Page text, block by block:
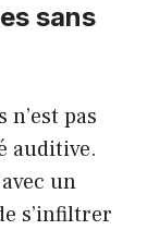
sans
pas
auditive.
un
s’infiltrer